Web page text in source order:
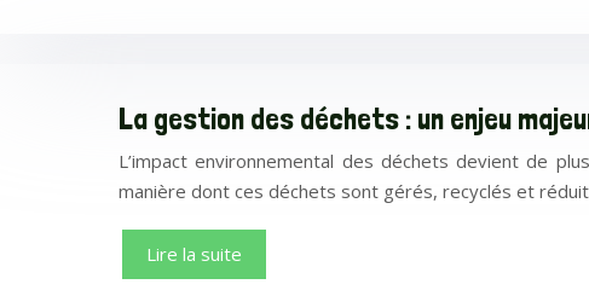
La gestion des déchets : un enjeu
L’impact environnemental des déchets devient de
manière dont ces déchets sont gérés, recyclés et
Lire la suite